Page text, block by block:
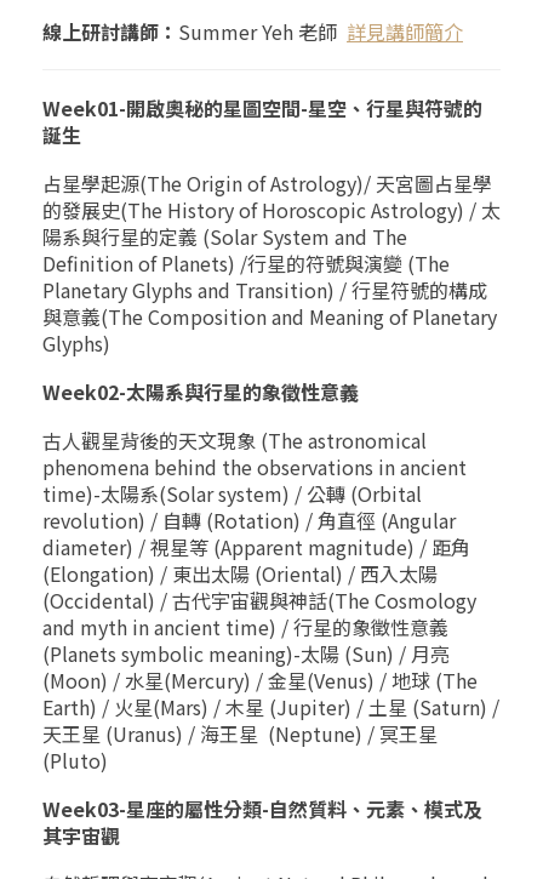
線上研討講師： Summer Yeh 老師 詳見講師簡介
Week01-開啟奧秘的星圖空間-星空、行星與符號的
誕生
占星學起源(The Origin of Astrology)/ 天宮圖占星學
的發展史(The History of Horoscopic Astrology) / 太
陽系與行星的定義 (Solar System and The
Definition of Planets) /行星的符號與演變 (The
Planetary Glyphs and Transition) / 行星符號的構成
與意義(The Composition and Meaning of Planetary
Glyphs)
Week02-太陽系與行星的象徵性意義
古人觀星背後的天文現象 (The astronomical
phenomena behind the observations in ancient
time)-太陽系(Solar system) / 公轉 (Orbital
revolution) / 自轉 (Rotation) / 角直徑 (Angular
diameter) / 視星等 (Apparent magnitude) / 距角
(Elongation) / 東出太陽 (Oriental) / 西入太陽
(Occidental) / 古代宇宙觀與神話(The Cosmology
and myth in ancient time) / 行星的象徵性意義
(Planets symbolic meaning)-太陽 (Sun) / 月亮
(Moon) / 水星(Mercury) / 金星(Venus) / 地球 (The
Earth) / 火星(Mars) / 木星 (Jupiter) / 土星 (Saturn) /
天王星 (Uranus) / 海王星 (Neptune) / 冥王星
(Pluto)
Week03-星座的屬性分類-自然質料、元素、模式及
其宇宙觀